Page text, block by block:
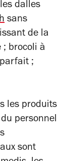
dalles
sans
de la
; brocoli à
;
les produits
personnel
sont